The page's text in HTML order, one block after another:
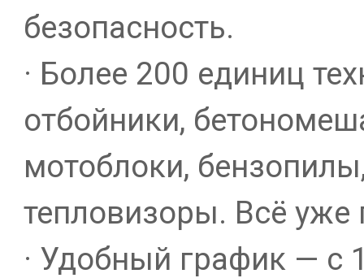
безопасность.
· Более 200 единиц
отбойники,
мотоблоки,
тепловизоры. Всё уже
· Удобный график — с